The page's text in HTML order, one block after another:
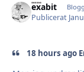
exabit
Publicerat
18 hours ago